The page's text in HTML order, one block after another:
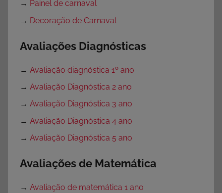
→ Painel de carnaval
→ Decoração de Carnaval
Avaliações Diagnósticas
→ Avaliação diagnóstica 1º ano
→ Avaliação Diagnóstica 2 ano
→ Avaliação Diagnóstica 3 ano
→ Avaliação Diagnóstica 4 ano
→ Avaliação Diagnóstica 5 ano
Avaliações de Matemática
→ Avaliação de matemática 1 ano